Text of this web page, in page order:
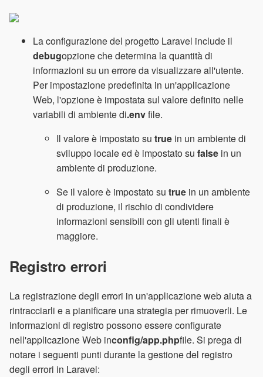
La configurazione del progetto Laravel include il
debugopzione che determina la quantità di
informazioni su un errore da visualizzare all'utente.
Per impostazione predefinita in un'applicazione
Web, l'opzione è impostata sul valore definito nelle
variabili di ambiente di.envfile.
Il valore è impostato su true in un ambiente di
sviluppo locale ed è impostato su false in un
ambiente di produzione.
Se il valore è impostato su true in un ambiente
di produzione, il rischio di condividere
informazioni sensibili con gli utenti finali è
maggiore.
Registro errori
La registrazione degli errori in un'applicazione web aiuta a
rintracciarli e a pianificare una strategia per rimuoverli. Le
informazioni di registro possono essere configurate
nell'applicazione Web inconfig/app.phpfile. Si prega di
notare i seguenti punti durante la gestione del registro
degli errori in Laravel: